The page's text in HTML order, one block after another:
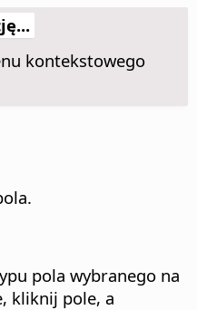
kontekstowego
pola wybranego na
kliknij pole, a